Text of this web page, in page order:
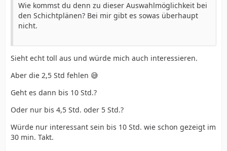
Wie kommst du denn zu dieser Auswahlmöglichkeit bei
den Schichtplänen? Bei mir gibt es sowas überhaupt
nicht.
Sieht echt toll aus und würde mich auch interessieren.
Aber die 2,5 Std fehlen 😅
Geht es dann bis 10 Std.?
Oder nur bis 4,5 Std. oder 5 Std.?
Würde nur interessant sein bis 10 Std. wie schon gezeigt im
30 min. Takt.